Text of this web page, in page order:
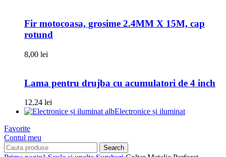
Fir motocoasa, grosime 2.4MM X 15M, cap
rotund
8,00 lei
Lama pentru drujba cu acumulatori de 4 inch
12,24 lei
Electronice și iluminat
Favorite
Contul meu
Search